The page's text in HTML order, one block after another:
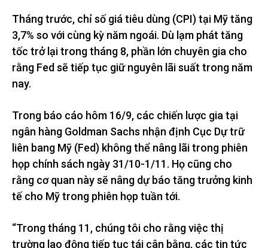
Tháng trước, chỉ số giá tiêu dùng (CPI) tại Mỹ tăng
3,7% so với cùng kỳ năm ngoái. Dù lạm phát tăng
tốc trở lại trong tháng 8, phần lớn chuyên gia cho
rằng Fed sẽ tiếp tục giữ nguyên lãi suất trong năm
nay.
Trong báo cáo hôm 16/9, các chiến lược gia tại
ngân hàng Goldman Sachs nhận định Cục Dự trữ
liên bang Mỹ (Fed) không thể nâng lãi trong phiên
họp chính sách ngày 31/10-1/11. Họ cũng cho
rằng cơ quan này sẽ nâng dự báo tăng trưởng kinh
tế cho Mỹ trong phiên họp tuần tới.
“Trong tháng 11, chúng tôi cho rằng việc thị
trường lao động tiếp tục tái cân bằng, các tin tức